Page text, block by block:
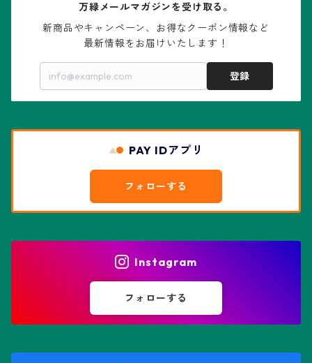
リザード・スキン兜
花園兜
エキノケレウス属
エキノプシス属
エリオシケ属
オレオケレウス属
コノフィツム属
センナ属
パキポディウム属
フェネストラリア属
プセウドリトス属
水石・景石
万緑メールマガジンを受け取る。
新商品やキャンペーン、お得なクーポン情報など
最新情報をお届けいたします！
登録
PAY IDアプリ
フォローする
Instagram
フォローする